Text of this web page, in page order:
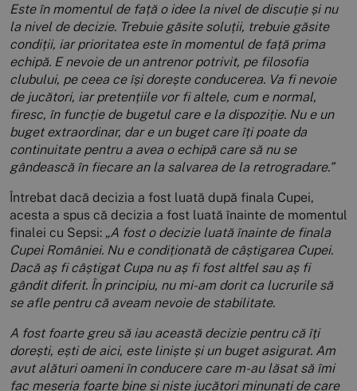
Este în momentul de față o idee la nivel de discuție și nu
la nivel de decizie. Trebuie găsite soluții, trebuie găsite
condiții, iar prioritatea este în momentul de față prima
echipă. E nevoie de un antrenor potrivit, pe filosofia
clubului, pe ceea ce își dorește conducerea. Va fi nevoie
de jucători, iar pretențiile vor fi altele, cum e normal,
firesc, în funcție de bugetul care e la dispoziție. Nu e un
buget extraordinar, dar e un buget care îți poate da
continuitate pentru a avea o echipă care să nu se
gândească în fiecare an la salvarea de la retrogradare.”
Întrebat dacă decizia a fost luată după finala Cupei,
acesta a spus că decizia a fost luată înainte de momentul
finalei cu Sepsi: „A fost o decizie luată înainte de finala
Cupei României. Nu e condiționată de câștigarea Cupei.
Dacă aș fi câștigat Cupa nu aș fi fost altfel sau aș fi
gândit diferit. În principiu, nu mi-am dorit ca lucrurile să
se afle pentru că aveam nevoie de stabilitate.
A fost foarte greu să iau această decizie pentru că îți
dorești, ești de aici, este liniște și un buget asigurat. Am
avut alături oameni în conducere care m-au lăsat să îmi
fac meseria foarte bine și niște jucători minunați de care